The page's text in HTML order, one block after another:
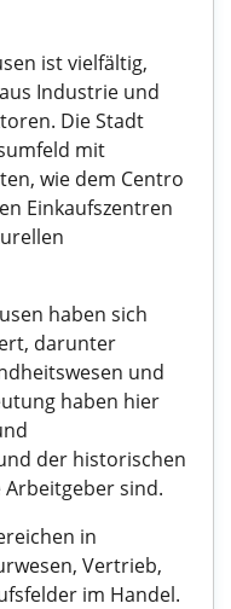
ist vielfältig,
Industrie und
Die Stadt
mit
wie dem Centro
Einkaufszentren
haben sich
darunter
und
haben hier
der historischen
Arbeitgeber sind.
in
Vertrieb,
im Handel.